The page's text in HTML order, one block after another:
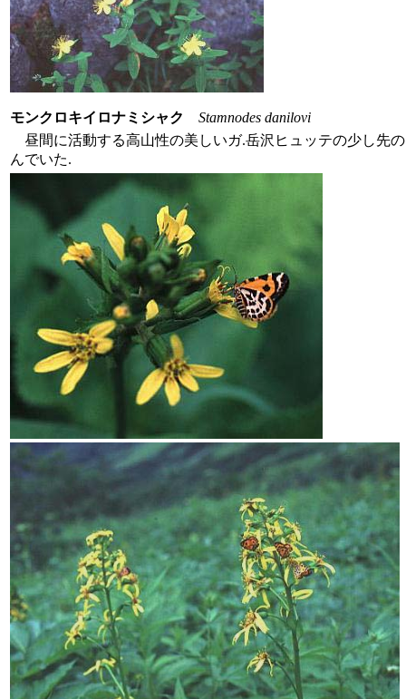
モンクロキイロナミシャク
Stamnodes danilovi
昼間に活動する高山性の美しいガ.岳沢ヒュッテの少し先
んでいた.